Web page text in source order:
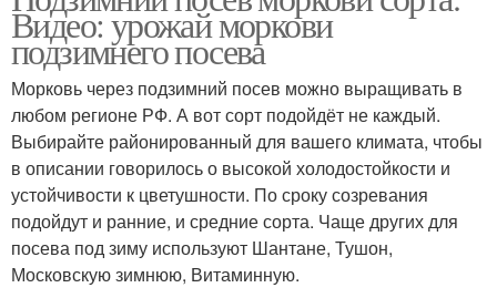
Видео: урожай моркови
подзимнего посева
Морковь через подзимний посев можно выращивать в
любом регионе РФ. А вот сорт подойдёт не каждый.
Выбирайте районированный для вашего климата, чтобы
в описании говорилось о высокой холодостойкости и
устойчивости к цветушности. По сроку созревания
подойдут и ранние, и средние сорта. Чаще других для
посева под зиму используют Шантане, Тушон,
Московскую зимнюю, Витаминную.